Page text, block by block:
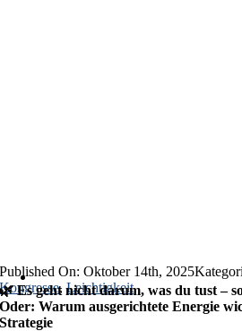
Published On: Oktober 14th, 2025
Kongresse,Leichtigkeit
🌿 Es geht nicht darum, was du tust –
Oder: Warum ausgerichtete Energie
Strategie